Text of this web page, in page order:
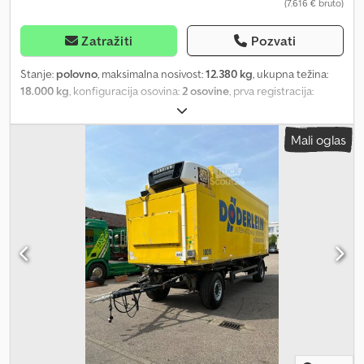
(7.616 € bruto)
Zatražiti Pozvati
Stanje: polovno, maksimalna nosivost:12.380 kg, ukupna težina:
18.000 kg, konfiguracija osovina:2 osovine, prva registracija:
, sledeća inspekcija (TÜV):
prostora:6.800 mm, širina utovarnog prostora:2.500 mm, visina
ABS, hidraulični zadnji
, * Broj vozila: P19241 M WhatsApp: Veštačka inteligencija,
preusmeravanje ka odgovornom kontaktu na Vašem jeziku * 2
osovine * Potpuno vazdušno ogibljenje * Frigoblock HK23
rashladni agregat * Hlađenje tokom vožnje/električno hlađenje *
ABS * Uređaj za podizanje i spuštanje Dsdpfx Asyw Dugopbskr *
EBS * BÄR platforma za utovar, kapacitet 2000 kg * Disk kočnice *
BPW osovine * Pneumatici 1. osovine 385/55R22,5 * Pneumatici 2.
osovine 385/55R22,5 * Unutrašnje dimenzije (D: 6,80 m, Š: 2,50 m, V:
2,20 m) * Tehnički pregled važi do 09-2026 Prodaja polovnog
vozila u trenutnom stanju isključivo pravnim licima ili za izvoz.
Prodaja uz isključenje odgovornosti za materijalne nedostatke (§
444 BGB). Nema garancije niti prava na reklamaciju. Naknadni
Mali oglas